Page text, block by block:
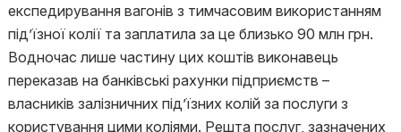
експедирування вагонів з тимчасовим використанням
під’їзної колії та заплатила за це близько 90 млн грн.
Водночас лише частину цих коштів виконавець
переказав на банківські рахунки підприємств –
власників залізничних під’їзних колій за послуги з
користування цими коліями. Решта послуг, зазначених